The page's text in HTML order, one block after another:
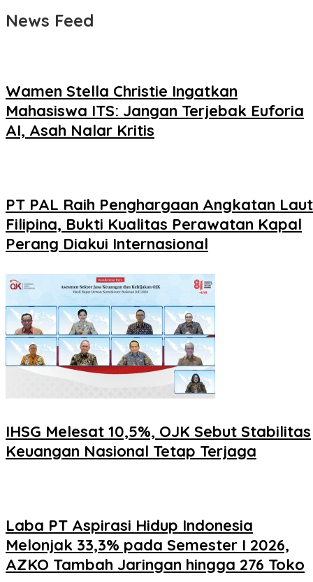
News Feed
Wamen Stella Christie Ingatkan
Mahasiswa ITS: Jangan Terjebak Euforia
AI, Asah Nalar Kritis
PT PAL Raih Penghargaan Angkatan Laut
Filipina, Bukti Kualitas Perawatan Kapal
Perang Diakui Internasional
IHSG Melesat 10,5%, OJK Sebut Stabilitas
Keuangan Nasional Tetap Terjaga
Laba PT Aspirasi Hidup Indonesia
Melonjak 33,3% pada Semester I 2026,
AZKO Tambah Jaringan hingga 276 Toko